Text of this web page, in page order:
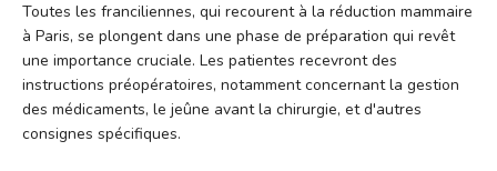
Toutes les franciliennes, qui recourent à la réduction mammaire
à Paris, se plongent dans une phase de préparation qui revêt
une importance cruciale. Les patientes recevront des
instructions préopératoires, notamment concernant la gestion
des médicaments, le jeûne avant la chirurgie, et d'autres
consignes spécifiques.